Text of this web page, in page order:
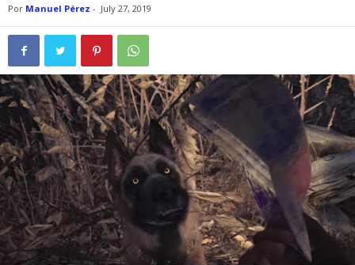
Por Manuel Pérez - July 27, 2019